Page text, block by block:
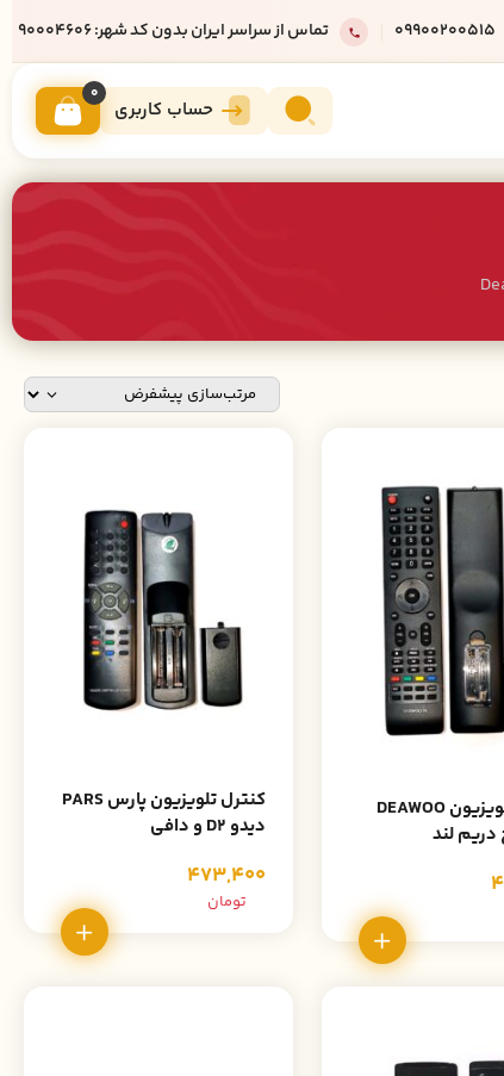
09900200515 تماس از سراسر ایران بدون کد شهر: 90004606
حساب کاربری
0
کنترل تلویزیون DEAWOO
لند
کنترل تلویزیون پارس PARS
دیدو D2 و دافی
473,400
تومان